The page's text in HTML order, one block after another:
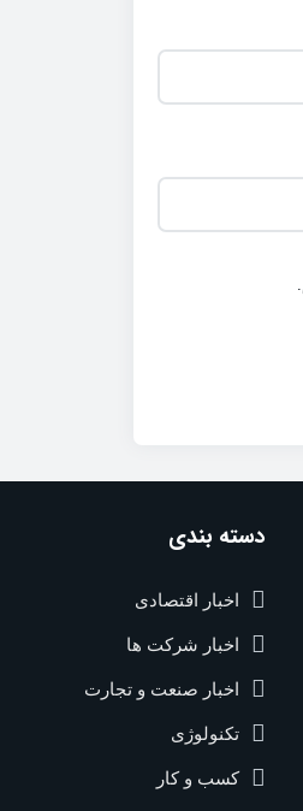
دسته بندی
اخبار اقتصادی
اخبار شرکت ها
اخبار صنعت و تجارت
تکنولوژی
کسب و کار